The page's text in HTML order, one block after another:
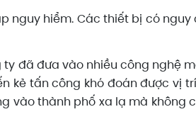
hiểm. Các thiết bị có
đã đưa vào nhiều công nghệ
kẻ tấn công khó đoán được
vào thành phố xa lạ mà